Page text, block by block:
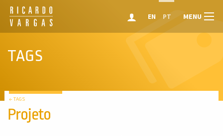
EN PT MENU
TAGS
← TAGS
Projeto